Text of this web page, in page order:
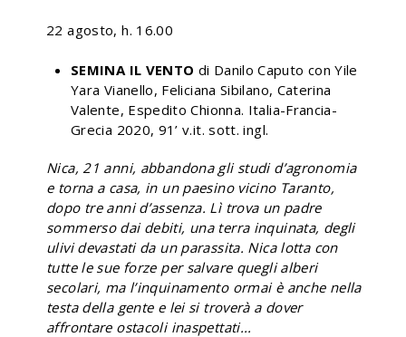
22 agosto, h. 16.00
SEMINA IL VENTO di Danilo Caputo con Yile
Yara Vianello, Feliciana Sibilano, Caterina
Valente, Espedito Chionna. Italia-Francia-
Grecia 2020, 91’ v.it. sott. ingl.
Nica, 21 anni, abbandona gli studi d’agronomia
e torna a casa, in un paesino vicino Taranto,
dopo tre anni d’assenza. Lì trova un padre
sommerso dai debiti, una terra inquinata, degli
ulivi devastati da un parassita. Nica lotta con
tutte le sue forze per salvare quegli alberi
secolari, ma l’inquinamento ormai è anche nella
testa della gente e lei si troverà a dover
affrontare ostacoli inaspettati...